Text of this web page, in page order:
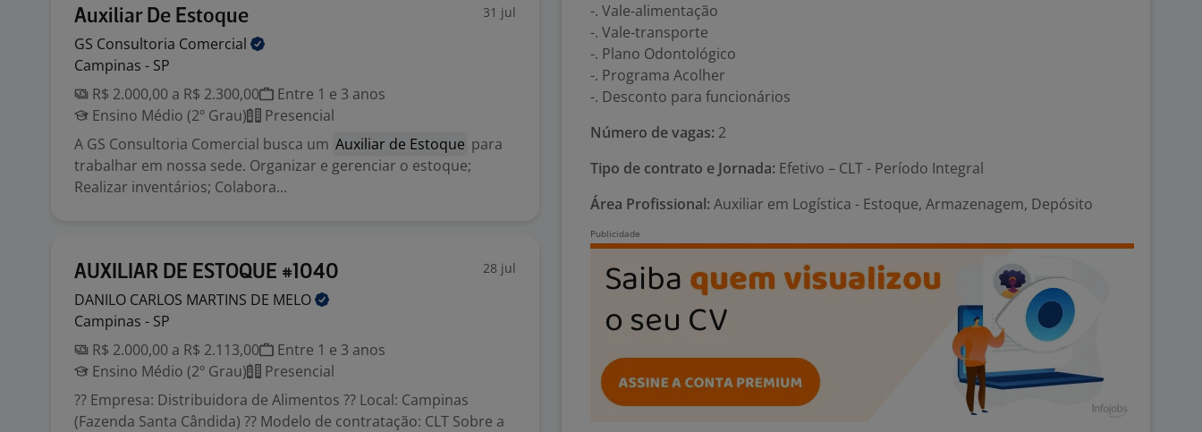
Auxiliar De Estoque 31 jul
GS Consultoria Comercial
Campinas - SP
R$ 2.000,00 a R$ 2.300,00
Entre 1 e 3 anos
Ensino Médio (2º Grau)
Presencial
A GS Consultoria Comercial busca um Auxiliar de Estoque para
trabalhar em nossa sede. Organizar e gerenciar o estoque;
Realizar inventários; Colabora...
AUXILIAR DE ESTOQUE #1040 28 jul
DANILO CARLOS MARTINS DE MELO
Campinas - SP
R$ 2.000,00 a R$ 2.113,00
Entre 1 e 3 anos
Ensino Médio (2º Grau)
Presencial
?? Empresa: Distribuidora de Alimentos ?? Local: Campinas
(Fazenda Santa Cândida) ?? Modelo de contratação: CLT Sobre a
-. Vale-alimentação
-. Vale-transporte
-. Plano Odontológico
-. Programa Acolher
-. Desconto para funcionários
Número de vagas: 2
Tipo de contrato e Jornada: Efetivo – CLT - Período Integral
Área Profissional: Auxiliar em Logística - Estoque, Armazenagem, Depósito